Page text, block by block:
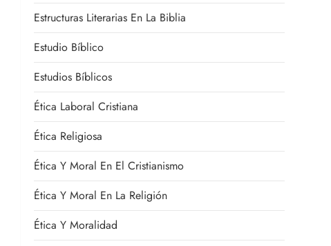
Estructuras Literarias En La Biblia
Estudio Bíblico
Estudios Bíblicos
Ética Laboral Cristiana
Ética Religiosa
Ética Y Moral En El Cristianismo
Ética Y Moral En La Religión
Ética Y Moralidad